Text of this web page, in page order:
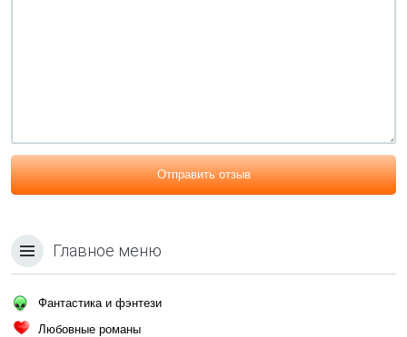
Отправить отзыв
Главное меню
Фантастика и фэнтези
Любовные романы